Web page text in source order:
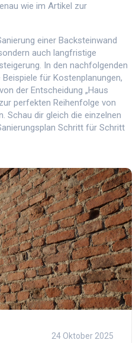
wie im Artikel zur
einer Backsteinwand
auch langfristige
In den nachfolgenden
für Kostenplanungen,
der Entscheidung „Haus
perfekten Reihenfolge von
Schau dir gleich die einzelnen
Schritt für Schritt
24 Oktober 2025